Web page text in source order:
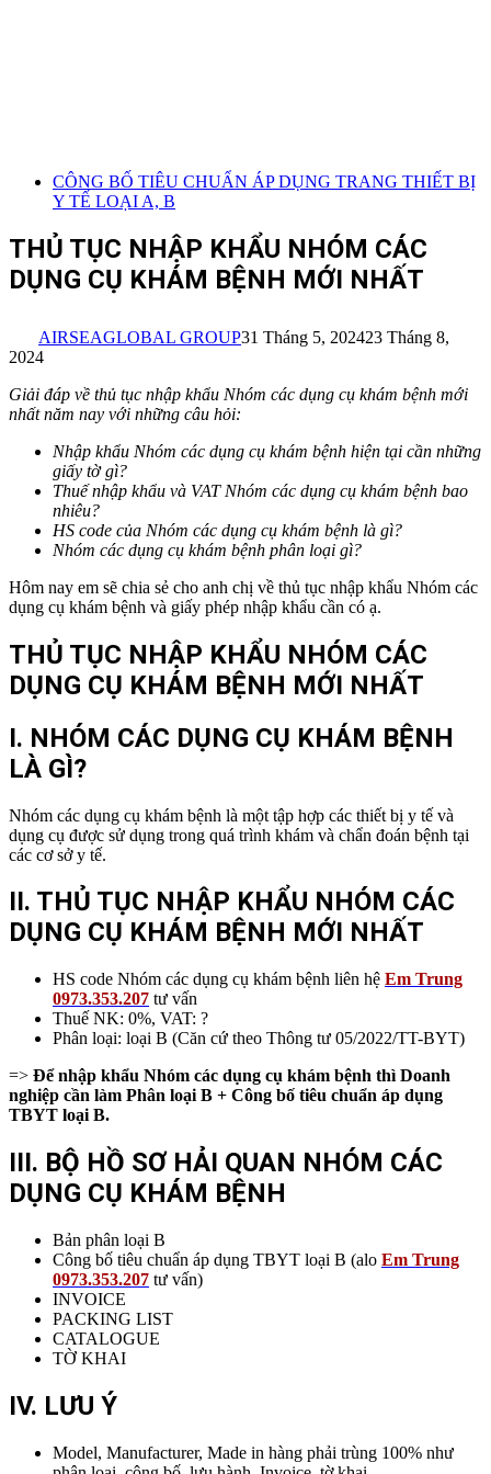
CÔNG BỐ TIÊU CHUẨN ÁP DỤNG TRANG THIẾT BỊ
Y TẾ LOẠI A, B
THỦ TỤC NHẬP KHẨU NHÓM CÁC
DỤNG CỤ KHÁM BỆNH MỚI NHẤT
AIRSEAGLOBAL GROUP31 Tháng 5, 202423 Tháng 8,
2024
Giải đáp về thủ tục nhập khẩu Nhóm các dụng cụ khám bệnh mới
nhất năm nay với những câu hỏi:
Nhập khẩu Nhóm các dụng cụ khám bệnh hiện tại cần những
giấy tờ gì?
Thuế nhập khẩu và VAT Nhóm các dụng cụ khám bệnh bao
nhiêu?
HS code của Nhóm các dụng cụ khám bệnh là gì?
Nhóm các dụng cụ khám bệnh phân loại gì?
Hôm nay em sẽ chia sẻ cho anh chị về thủ tục nhập khẩu Nhóm các
dụng cụ khám bệnh và giấy phép nhập khẩu cần có ạ.
THỦ TỤC NHẬP KHẨU NHÓM CÁC
DỤNG CỤ KHÁM BỆNH MỚI NHẤT
I. NHÓM CÁC DỤNG CỤ KHÁM BỆNH
LÀ GÌ?
Nhóm các dụng cụ khám bệnh là một tập hợp các thiết bị y tế và
dụng cụ được sử dụng trong quá trình khám và chẩn đoán bệnh tại
các cơ sở y tế.
II. THỦ TỤC NHẬP KHẨU NHÓM CÁC
DỤNG CỤ KHÁM BỆNH MỚI NHẤT
HS code Nhóm các dụng cụ khám bệnh liên hệ Em Trung
0973.353.207 tư vấn
Thuế NK: 0%, VAT: ?
Phân loại: loại B (Căn cứ theo Thông tư 05/2022/TT-BYT)
=> Để nhập khẩu Nhóm các dụng cụ khám bệnh thì Doanh
nghiệp cần làm Phân loại B + Công bố tiêu chuẩn áp dụng
TBYT loại B.
III. BỘ HỒ SƠ HẢI QUAN NHÓM CÁC
DỤNG CỤ KHÁM BỆNH
Bản phân loại B
Công bố tiêu chuẩn áp dụng TBYT loại B (alo Em Trung
0973.353.207 tư vấn)
INVOICE
PACKING LIST
CATALOGUE
TỜ KHAI
IV. LƯU Ý
Model, Manufacturer, Made in hàng phải trùng 100% như